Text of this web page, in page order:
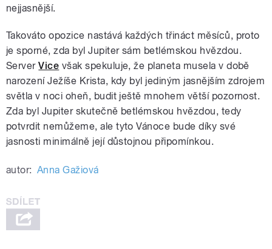
nejjasnější.
Takováto opozice nastává každých třináct měsíců, proto
je sporné, zda byl Jupiter sám betlémskou hvězdou.
ServerVice však spekuluje, že planeta musela v době
narození Ježíše Krista, kdy byl jediným jasnějším zdrojem
světla v noci oheň, budit ještě mnohem větší pozornost.
Zda byl Jupiter skutečně betlémskou hvězdou, tedy
potvrdit nemůžeme, ale tyto Vánoce bude díky své
jasnosti minimálně její důstojnou připomínkou.
autor: Anna Gažiová